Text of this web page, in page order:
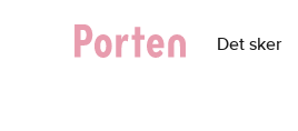
Det sker